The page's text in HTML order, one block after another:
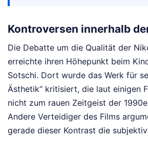
Kontroversen innerhalb
Die Debatte um die Qualität der
erreichte ihren Höhepunkt beim
Sotschi. Dort wurde das Werk für
Ästhetik“ kritisiert, die laut einigen
nicht zum rauen Zeitgeist der
Andere Verteidiger des Films
gerade dieser Kontrast die